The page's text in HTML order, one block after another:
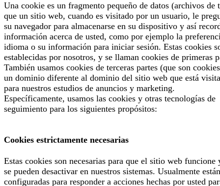
Una cookie es un fragmento pequeño de datos (archivos de
que un sitio web, cuando es visitado por un usuario, le
su navegador para almacenarse en su dispositivo y así
información acerca de usted, como por ejemplo la
idioma o su información para iniciar sesión. Estas cookies
establecidas por nosotros, y se llaman cookies de primeras
También usamos cookies de terceras partes (que son
un dominio diferente al dominio del sitio web que está
para nuestros estudios de anuncios y marketing.
Específicamente, usamos las cookies y otras tecnologías de
seguimiento para los siguientes propósitos:
Cookies estrictamente necesarias
Estas cookies son necesarias para que el sitio web funcione
se pueden desactivar en nuestros sistemas. Usualmente están
configuradas para responder a acciones hechas por usted